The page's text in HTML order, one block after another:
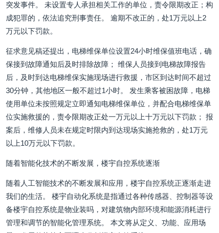
突发事件。 未设置专人承担相关工作的单位，责令限期改正；构
成犯罪的，依法追究刑事责任。 逾期不改正的，处1万元以上2
万元以下罚款。
征求意见稿还提出，电梯维保单位设置24小时维保值班电话，确
保接到故障通知后及时排除故障； 维保人员接到电梯故障报告
后，及时到达电梯维保实施现场进行救援，市区到达时间不超过
30分钟，其他地区一般不超过1小时。 发生乘客被困故障，电梯
使用单位未按照规定立即通知电梯维保单位，并配合电梯维保单
位实施救援的，责令限期改正处一万元以上十万元以下罚款； 报
案后，维修人员未在规定时限内到达现场实施抢救的，处1万元
以上10万元以下罚款。
随着智能化技术的不断发展，楼宇自控系统逐渐
随着人工智能技术的不断发展和应用，楼宇自控系统正逐渐走进
我们的生活。 楼宇自动化系统是指通过各种传感器、控制器等设
备楼宇自控系统是物业装吗，对建筑物内部环境和能源消耗进行
管理和调节的智能化管理系统。 本文将从定义、功能、应用场